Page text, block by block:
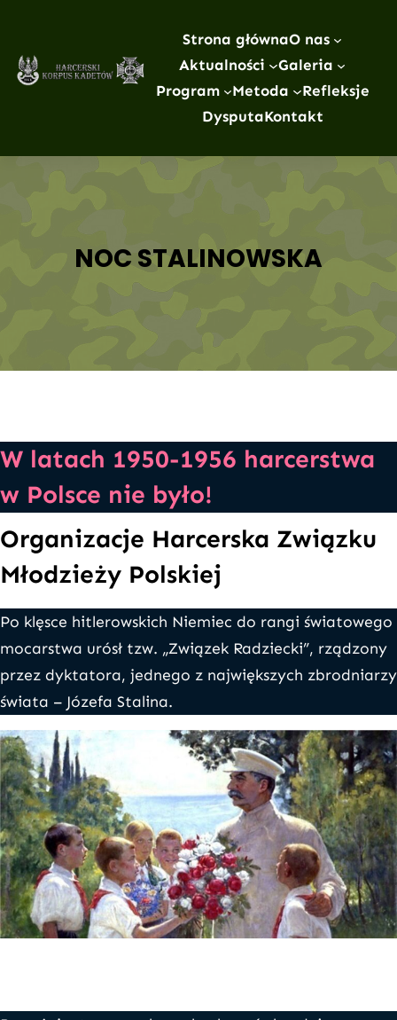
treści
Strona głównaO nas
Aktualności
Galeria
Program
Metoda
Refleksje
DysputaKontakt
NOC STALINOWSKA
W latach 1950-1956 harcerstwa
w Polsce nie było!
Organizacje Harcerska Związku
Młodzieży Polskiej
Po klęsce hitlerowskich Niemiec do rangi światowego
mocarstwa urósł tzw. „Związek Radziecki”, rządzony
przez dyktatora, jednego z największych zbrodniarzy
świata – Józefa Stalina.